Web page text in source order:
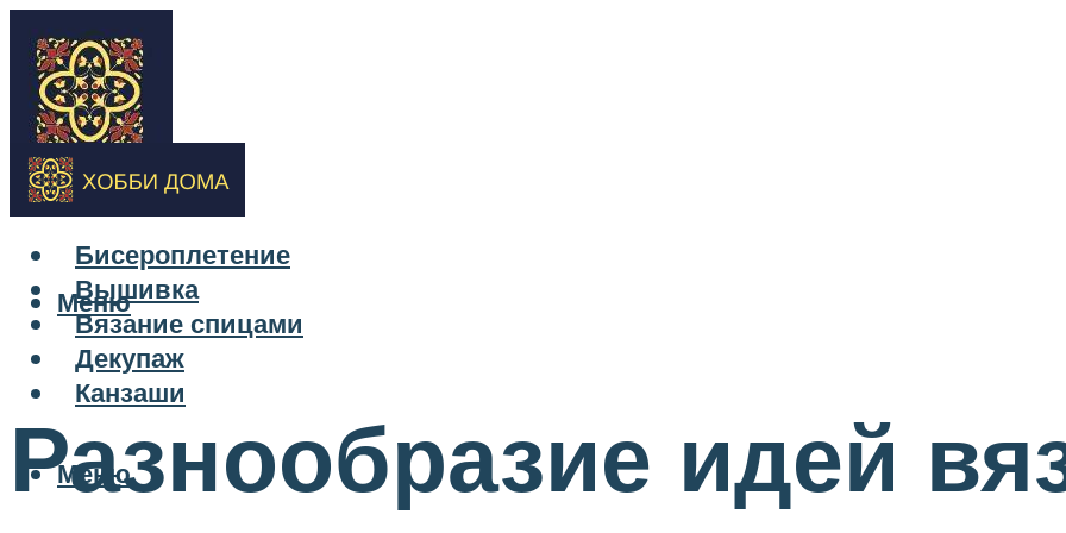
Бисероплетение
Вышивка
Вязание спицами
Декупаж
Канзаши
Меню
Меню
Разнообразие идей